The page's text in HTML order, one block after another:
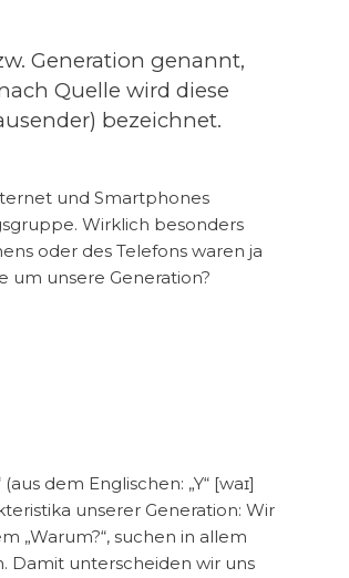
Generation genannt,
Quelle wird diese
bezeichnet.
und Smartphones
Wirklich besonders
oder des Telefons waren ja
um unsere Generation?
dem Englischen: „Y“ [waɪ]
unserer Generation: Wir
„Warum?“, suchen in allem
Damit unterscheiden wir uns